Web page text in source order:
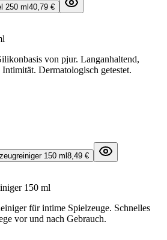
250 ml 40,79 €
von pjur. Langanhaltend,
Dermatologisch getestet.
150 ml 8,49 €
150 ml
für intime Spielzeuge. Schnelles
vor und nach Gebrauch.